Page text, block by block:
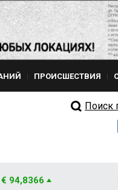
ПРОИСШЕСТВИЯ
Поиск
€ 94,8366